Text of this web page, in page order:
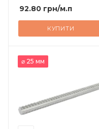
92.80 грн/м.п
КУПИТИ
⌀ 25 мм